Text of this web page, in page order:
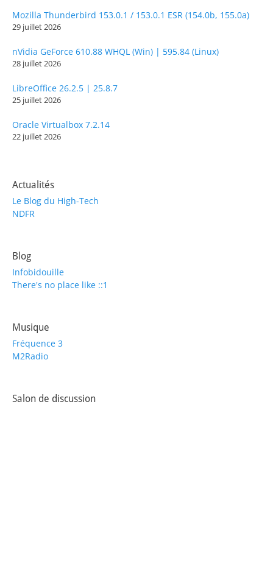
Mozilla Thunderbird 153.0.1 / 153.0.1 ESR (154.0b, 155.0a)
29 juillet 2026
nVidia GeForce 610.88 WHQL (Win) | 595.84 (Linux)
28 juillet 2026
LibreOffice 26.2.5 | 25.8.7
25 juillet 2026
Oracle Virtualbox 7.2.14
22 juillet 2026
Actualités
Le Blog du High-Tech
NDFR
Blog
Infobidouille
There's no place like ::1
Musique
Fréquence 3
M2Radio
Salon de discussion